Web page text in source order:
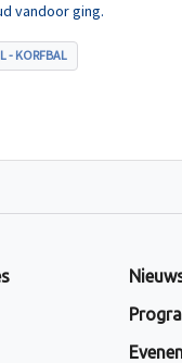
vandoor ging.
- KORFBAL